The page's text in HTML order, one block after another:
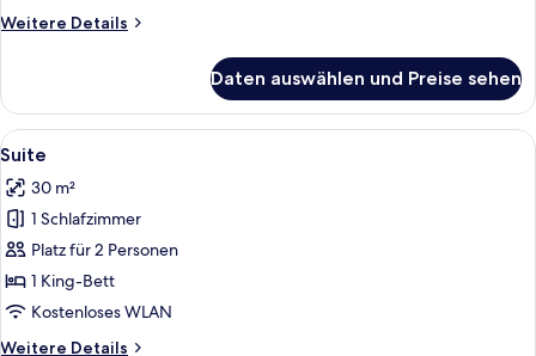
Weitere Details
Weitere
Doppelzimmer
Daten auswählen und Preise sehen
Alle
Fotos
für
Suite
anzeigen
Ein Wohnzimmer mit Sofa, zwei
10
Suite
30 m²
1 Schlafzimmer
Platz für 2 Personen
1 King-Bett
Kostenloses WLAN
Weitere Details
Weitere